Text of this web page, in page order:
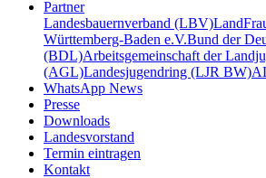
Partner
Landesbauernverband (LBV)
Württemberg-Baden e.V.Bund der
(BDL)Arbeitsgemeinschaft der
(AGL)Landesjugendring (LJR BW)
WhatsApp News
Presse
Downloads
Landesvorstand
Termin eintragen
Kontakt